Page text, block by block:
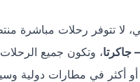
رحلات مباشرة منتظمة
، وتكون جميع الرحلات تقريبًا
في مطارات دولية وسيطة.